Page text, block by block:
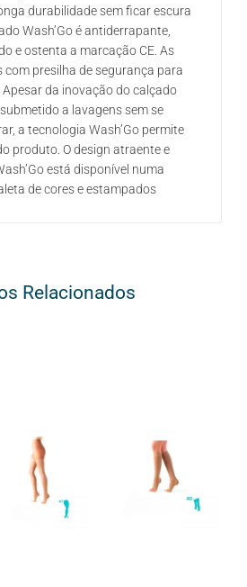
durabilidade sem ficar escura
Wash’Go é antiderrapante,
e ostenta a marcação CE. As
com presilha de segurança para
da inovação do calçado
a lavagens sem se
a tecnologia Wash’Go permite
produto. O design atraente e
está disponível numa
de cores e estampados
Relacionados